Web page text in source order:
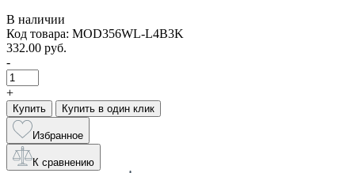
В наличии
Код товара: MOD356WL-L4B3K
332.00 руб.
-
+
Купить Купить в один клик
Избранное
К сравнению